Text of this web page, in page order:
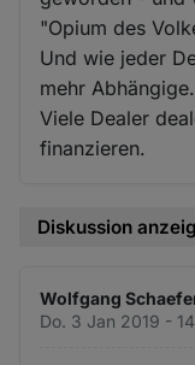
"Opium des
Und wie jeder
mehr
Viele Dealer
finanzieren.
Diskussion
Wolfgang
Do. 3 Jan 2019 -